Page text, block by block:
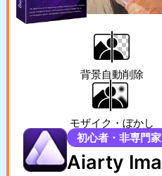
背景自動削除
モザイク・ぼかし
初心者・非専門
Aiarty